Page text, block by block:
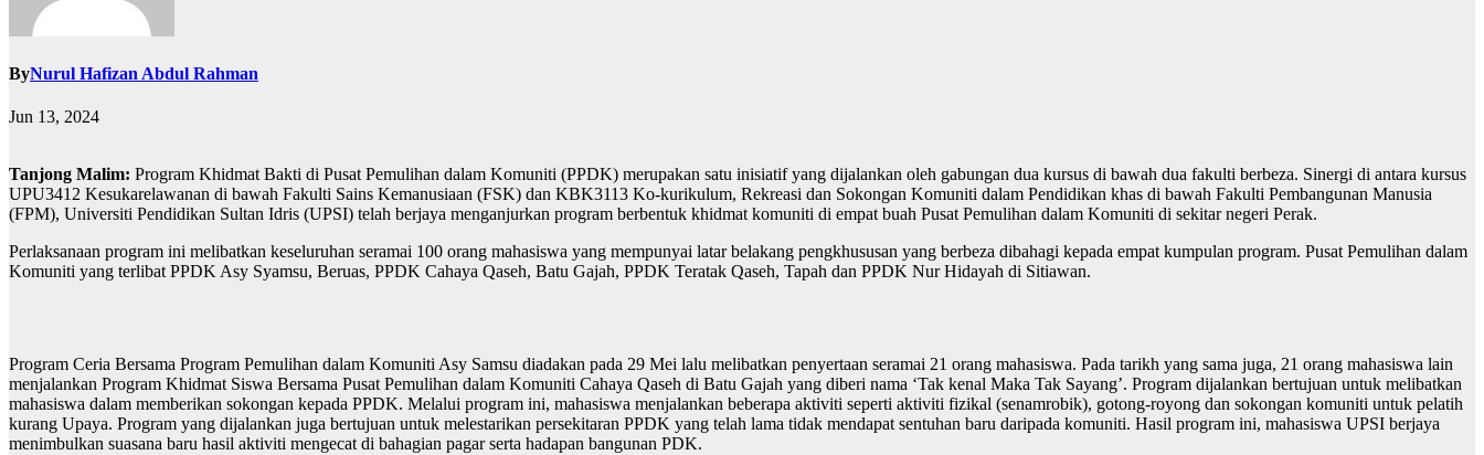
ByNurul Hafizan Abdul Rahman
Jun 13, 2024
Tanjong Malim: Program Khidmat Bakti di Pusat Pemulihan dalam Komuniti (PPDK) merupakan satu inisiatif yang dijalankan oleh gabungan dua kursus di bawah dua fakulti berbeza. Sinergi di antara kursus
UPU3412 Kesukarelawanan di bawah Fakulti Sains Kemanusiaan (FSK) dan KBK3113 Ko-kurikulum, Rekreasi dan Sokongan Komuniti dalam Pendidikan khas di bawah Fakulti Pembangunan Manusia
(FPM), Universiti Pendidikan Sultan Idris (UPSI) telah berjaya menganjurkan program berbentuk khidmat komuniti di empat buah Pusat Pemulihan dalam Komuniti di sekitar negeri Perak.
Perlaksanaan program ini melibatkan keseluruhan seramai 100 orang mahasiswa yang mempunyai latar belakang pengkhususan yang berbeza dibahagi kepada empat kumpulan program. Pusat Pemulihan dalam
Komuniti yang terlibat PPDK Asy Syamsu, Beruas, PPDK Cahaya Qaseh, Batu Gajah, PPDK Teratak Qaseh, Tapah dan PPDK Nur Hidayah di Sitiawan.
Program Ceria Bersama Program Pemulihan dalam Komuniti Asy Samsu diadakan pada 29 Mei lalu melibatkan penyertaan seramai 21 orang mahasiswa. Pada tarikh yang sama juga, 21 orang mahasiswa lain
menjalankan Program Khidmat Siswa Bersama Pusat Pemulihan dalam Komuniti Cahaya Qaseh di Batu Gajah yang diberi nama ‘Tak kenal Maka Tak Sayang’. Program dijalankan bertujuan untuk melibatkan
mahasiswa dalam memberikan sokongan kepada PPDK. Melalui program ini, mahasiswa menjalankan beberapa aktiviti seperti aktiviti fizikal (senamrobik), gotong-royong dan sokongan komuniti untuk pelatih
kurang Upaya. Program yang dijalankan juga bertujuan untuk melestarikan persekitaran PPDK yang telah lama tidak mendapat sentuhan baru daripada komuniti. Hasil program ini, mahasiswa UPSI berjaya
menimbulkan suasana baru hasil aktiviti mengecat di bahagian pagar serta hadapan bangunan PDK.